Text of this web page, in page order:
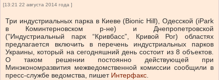
[13:21 22 августа 2014 года ]
Три индустриальных парка в Киеве (Bionic Hill), Одесской (iPark
в Коминтерновском р-не) и Днепропетровской
(”Индустриальный парк “Кривбасс”, Кривой Рог) областях
предлагается включить в перечень индустриальных парков
Украины, который на сегодняшний день состоит из 8 объектов.
О таком решении постоянно действующей при
Минэкономразвития межведомственной комиссии сообщили в
пресс-службе ведомства, пишет Интерфакс.